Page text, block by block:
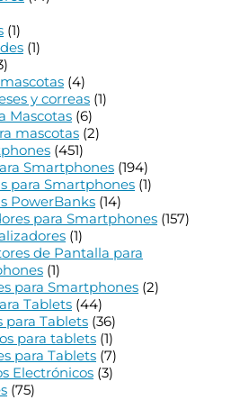
(1)
(1)
(4)
y correas (1)
Mascotas (6)
mascotas (2)
(451)
Smartphones (194)
para Smartphones (1)
PowerBanks (14)
para Smartphones (157)
(1)
de Pantalla para
(1)
para Smartphones (2)
Tablets (44)
para Tablets (36)
para tablets (1)
para Tablets (7)
Electrónicos (3)
(75)